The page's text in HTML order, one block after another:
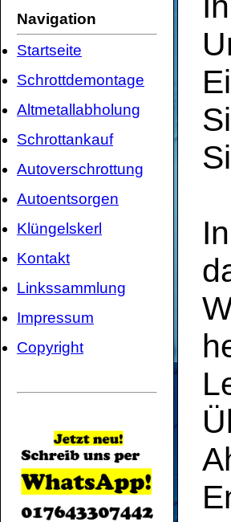
Navigation
Startseite
Schrottdemontage
Altmetallabholung
Schrottankauf
Autoverschrottung
Autoentsorgen
Klüngelskerl
Kontakt
Linkssammlung
Impressum
Copyright